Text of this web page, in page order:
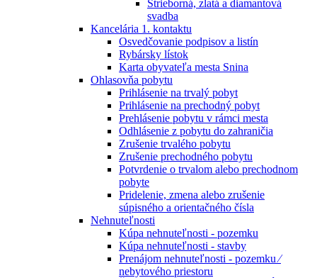
Strieborná, zlatá a diamantová
svadba
Kancelária 1. kontaktu
Osvedčovanie podpisov a listín
Rybársky lístok
Karta obyvateľa mesta Snina
Ohlasovňa pobytu
Prihlásenie na trvalý pobyt
Prihlásenie na prechodný pobyt
Prehlásenie pobytu v rámci mesta
Odhlásenie z pobytu do zahraničia
Zrušenie trvalého pobytu
Zrušenie prechodného pobytu
Potvrdenie o trvalom alebo prechodnom
pobyte
Pridelenie, zmena alebo zrušenie
súpisného a orientačného čísla
Nehnuteľnosti
Kúpa nehnuteľnosti - pozemku
Kúpa nehnuteľnosti - stavby
Prenájom nehnuteľnosti - pozemku ⁄
nebytového priestoru